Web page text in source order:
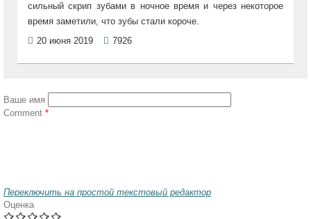
сильный скрип зубами в ночное время и через некоторое
время заметили, что зубы стали короче.
20 июня 2019
7926
Ваше имя
Comment *
Переключить на простой текстовый редактор
Оценка